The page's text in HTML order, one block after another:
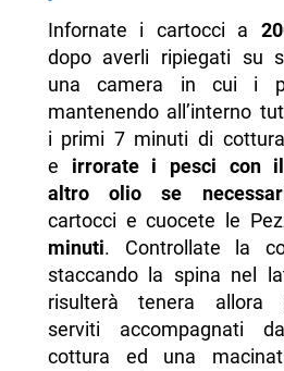
Infornate i cartocci a
dopo averli ripiegati su
una camera in cui i
mantenendo all’interno
i primi 7 minuti di
e irrorate i pesci con
altro olio se
cartocci e cuocete le
minuti. Controllate la
staccando la spina nel
risulterà tenera allora
serviti accompagnati
cottura ed una